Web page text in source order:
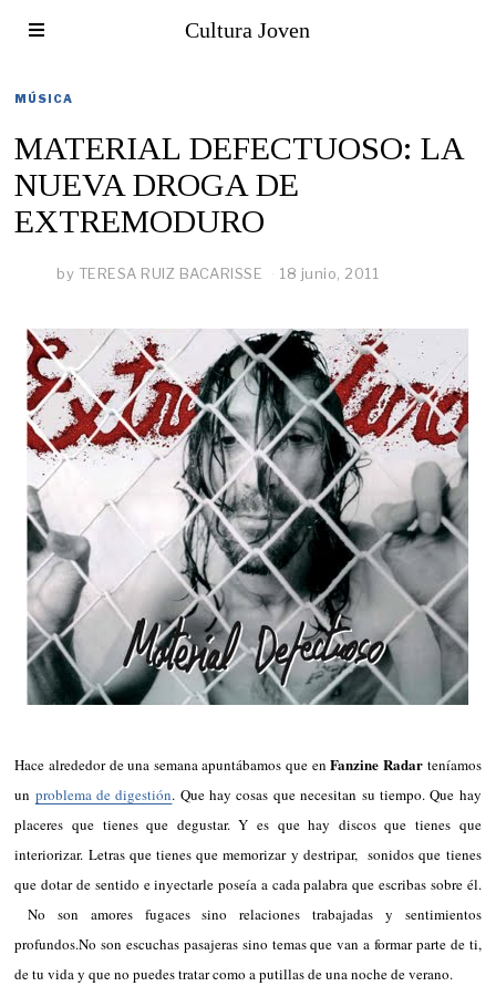
Cultura Joven
MÚSICA
MATERIAL DEFECTUOSO: LA
NUEVA DROGA DE
EXTREMODURO
by TERESA RUIZ BACARISSE 18 junio, 2011
Hace alrededor de una semana apuntábamos que enFanzine Radarteníamos
un problema de digestión. Que hay cosas que necesitan su tiempo. Que hay
placeres que tienes que degustar. Y es que hay discos que tienes que
interiorizar. Letras que tienes que memorizar y destripar, sonidos que tienes
que dotar de sentido e inyectarle poseía a cada palabra que escribas sobre él.
No son amores fugaces sino relaciones trabajadas y sentimientos
profundos.No son escuchas pasajeras sino temas que van a formar parte de ti,
de tu vida y que no puedes tratar como a putillas de una noche de verano.